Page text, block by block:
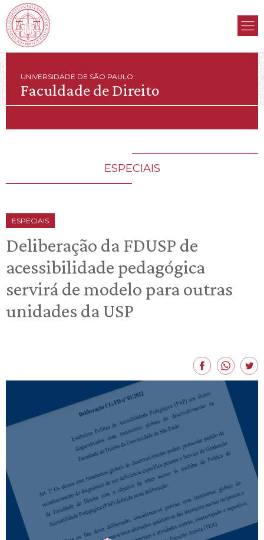
UNIVERSIDADE DE SÃO PAULO
Faculdade de Direito
ESPECIAIS
ESPECIAIS
Deliberação da FDUSP de
acessibilidade pedagógica
servirá de modelo para outras
unidades da USP